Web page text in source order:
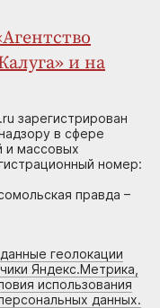
и на
зарегистрирован
в сфере
и массовых
номер:
правда –
геолокации
Яндекс.Метрика,
использования
данных.